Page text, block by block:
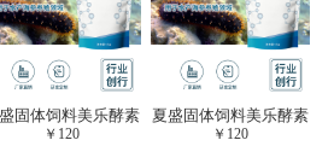
固体饲料美乐酵素
(水产海参海胆专
￥ 120
夏盛固体饲料美乐酵素
(水产海参海胆专
￥ 120